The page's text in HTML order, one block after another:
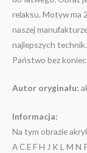
relaksu. Motyw ma
naszej
najlepszych
Państwo bez
Autor oryginału:
Informacja:
Na tym obrazie
A C E F H J K L M